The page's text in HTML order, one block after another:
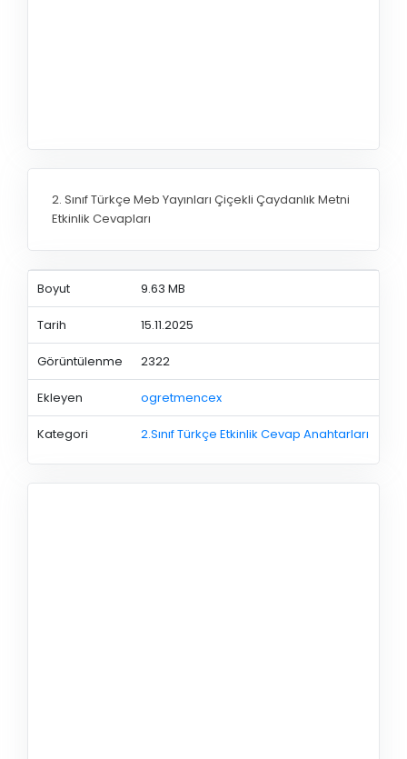
2. Sınıf Türkçe Meb Yayınları Çiçekli Çaydanlık Metni
Etkinlik Cevapları
Boyut 9.63 MB
Tarih 15.11.2025
Görüntülenme 2322
Ekleyen ogretmencex
Kategori 2.Sınıf Türkçe Etkinlik Cevap Anahtarları